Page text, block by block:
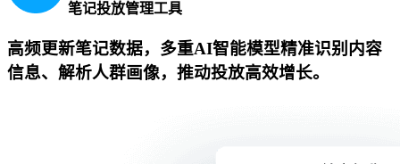
笔记投放管理工具
高频更新笔记数据，多重AI智能模型精准识别内容
信息、解析人群画像，推动投放高效增长。